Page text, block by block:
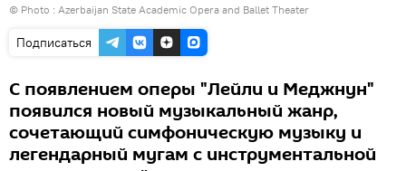
© Photo : Azerbaijan State Academic Opera and Ballet Theater
Подписаться
С появлением оперы "Лейли и Меджнун"
появился новый музыкальный жанр,
сочетающий симфоническую музыку и
легендарный мугам с инструментальной